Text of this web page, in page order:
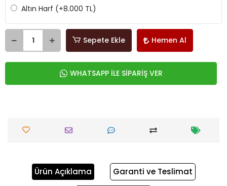
Altın Harf (+8.000 TL)
Sepete Ekle Hemen Al
WHATSAPP İLE SİPARİŞ VER
Ürün Açıklama Garanti ve Teslimat